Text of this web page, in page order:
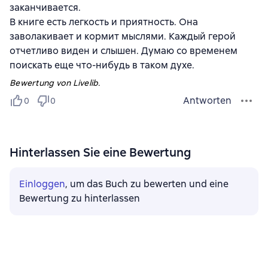
заканчивается.
В книге есть легкость и приятность. Она
заволакивает и кормит мыслями. Каждый герой
отчетливо виден и слышен. Думаю со временем
поискать еще что-нибудь в таком духе.
Bewertung von Livelib.
0
0 Antworten
Hinterlassen Sie eine Bewertung
Einloggen, um das Buch zu bewerten und eine
Bewertung zu hinterlassen